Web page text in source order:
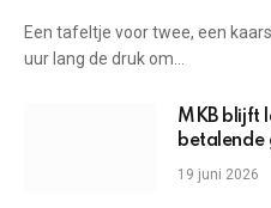
Een tafeltje voor twee, een
uur lang de druk om…
MKB blijft
betalende
19 juni 2026